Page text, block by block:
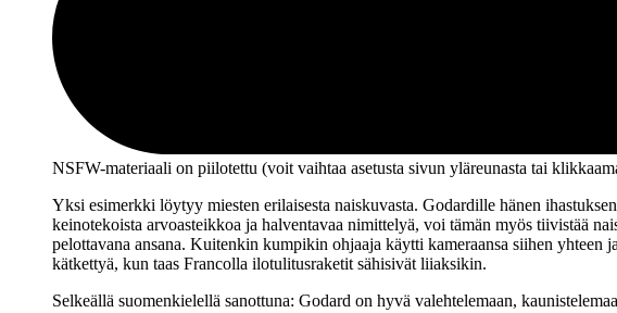
NSFW-materiaali on piilotettu (voit vaihtaa asetusta sivun ylä­reunasta tai
Yksi esimerkki löytyy miesten erilaisesta naiskuvasta. Godardille hänen
keinotekoista arvoasteikkoa ja halventavaa nimittelyä, voi tämän myös tiivistää
pelottavana ansana. Kuitenkin kumpikin ohjaaja käytti kameraansa siihen
kätkettyä, kun taas Francolla ilotulitusraketit sähisivät liiaksikin.
Selkeällä suomenkielellä sanottuna: Godard on hyvä valehtelemaan,